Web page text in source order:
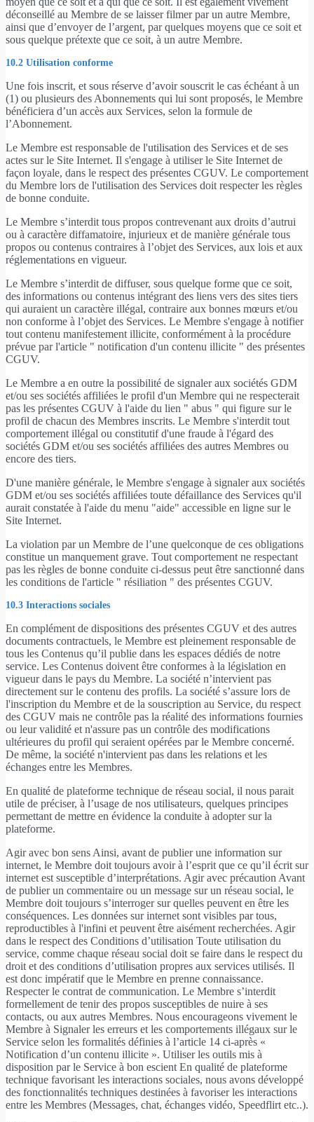
déconseillé au Membre de se laisser filmer par un autre Membre,
ainsi que d’envoyer de l’argent, par quelques moyens que ce soit et
sous quelque prétexte que ce soit, à un autre Membre.
10.2 Utilisation conforme
Une fois inscrit, et sous réserve d’avoir souscrit le cas échéant à un
(1) ou plusieurs des Abonnements qui lui sont proposés, le Membre
bénéficiera d’un accès aux Services, selon la formule de
l’Abonnement.
Le Membre est responsable de l'utilisation des Services et de ses
actes sur le Site Internet. Il s'engage à utiliser le Site Internet de
façon loyale, dans le respect des présentes CGUV. Le comportement
du Membre lors de l'utilisation des Services doit respecter les règles
de bonne conduite.
Le Membre s’interdit tous propos contrevenant aux droits d’autrui
ou à caractère diffamatoire, injurieux et de manière générale tous
propos ou contenus contraires à l’objet des Services, aux lois et aux
réglementations en vigueur.
Le Membre s’interdit de diffuser, sous quelque forme que ce soit,
des informations ou contenus intégrant des liens vers des sites tiers
qui auraient un caractère illégal, contraire aux bonnes mœurs et/ou
non conforme à l’objet des Services. Le Membre s'engage à notifier
tout contenu manifestement illicite, conformément à la procédure
prévue par l'article " notification d'un contenu illicite " des présentes
CGUV.
Le Membre a en outre la possibilité de signaler aux sociétés GDM
et/ou ses sociétés affiliées le profil d'un Membre qui ne respecterait
pas les présentes CGUV à l'aide du lien " abus " qui figure sur le
profil de chacun des Membres inscrits. Le Membre s'interdit tout
comportement illégal ou constitutif d'une fraude à l'égard des
sociétés GDM et/ou ses sociétés affiliées des autres Membres ou
encore des tiers.
D'une manière générale, le Membre s'engage à signaler aux sociétés
GDM et/ou ses sociétés affiliées toute défaillance des Services qu'il
aurait constatée à l'aide du menu "aide" accessible en ligne sur le
Site Internet.
La violation par un Membre de l’une quelconque de ces obligations
constitue un manquement grave. Tout comportement ne respectant
pas les règles de bonne conduite ci-dessus peut être sanctionné dans
les conditions de l'article " résiliation " des présentes CGUV.
10.3 Interactions sociales
En complément de dispositions des présentes CGUV et des autres
documents contractuels, le Membre est pleinement responsable de
tous les Contenus qu’il publie dans les espaces dédiés de notre
service. Les Contenus doivent être conformes à la législation en
vigueur dans le pays du Membre. La société n’intervient pas
directement sur le contenu des profils. La société s’assure lors de
l'inscription du Membre et de la souscription au Service, du respect
des CGUV mais ne contrôle pas la réalité des informations fournies
ou leur validité et n'assure pas un contrôle des modifications
ultérieures du profil qui seraient opérées par le Membre concerné.
De même, la société n'intervient pas dans les relations et les
échanges entre les Membres.
En qualité de plateforme technique de réseau social, il nous parait
utile de préciser, à l’usage de nos utilisateurs, quelques principes
permettant de mettre en évidence la conduite à adopter sur la
plateforme.
Agir avec bon sens Ainsi, avant de publier une information sur
internet, le Membre doit toujours avoir à l’esprit que ce qu’il écrit sur
internet est susceptible d’interprétations. Agir avec précaution Avant
de publier un commentaire ou un message sur un réseau social, le
Membre doit toujours s’interroger sur quelles peuvent en être les
conséquences. Les données sur internet sont visibles par tous,
reproductibles à l'infini et peuvent être aisément recherchées. Agir
dans le respect des Conditions d’utilisation Toute utilisation du
service, comme chaque réseau social doit se faire dans le respect du
droit et des conditions d’utilisation propres aux services utilisés. Il
est donc impératif que le Membre en prenne connaissance.
Respecter le contrat de communication. Le Membre s’interdit
formellement de tenir des propos susceptibles de nuire à ses
contacts, ou aux autres Membres. Nous encourageons vivement le
Membre à Signaler les erreurs et les comportements illégaux sur le
Service selon les formalités définies à l’article 14 ci-après «
Notification d’un contenu illicite ». Utiliser les outils mis à
disposition par le Service à bon escient En qualité de plateforme
technique favorisant les interactions sociales, nous avons développé
des fonctionnalités techniques destinées à favoriser les interactions
entre les Membres (Messages, chat, échanges vidéo, Speedflirt etc..).